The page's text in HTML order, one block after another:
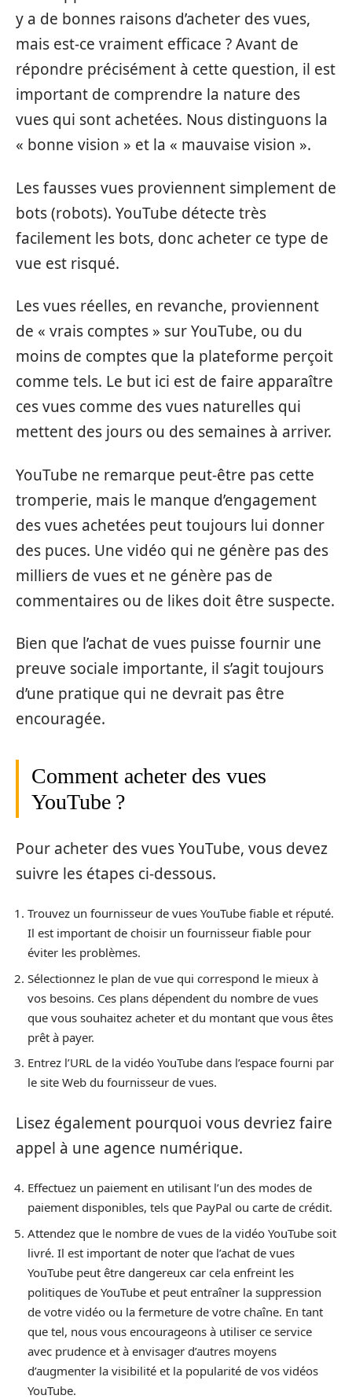
y a de bonnes raisons d’acheter des vues,
mais est-ce vraiment efficace ? Avant de
répondre précisément à cette question, il est
important de comprendre la nature des
vues qui sont achetées. Nous distinguons la
« bonne vision » et la « mauvaise vision ».
Les fausses vues proviennent simplement de
bots (robots). YouTube détecte très
facilement les bots, donc acheter ce type de
vue est risqué.
Les vues réelles, en revanche, proviennent
de « vrais comptes » sur YouTube, ou du
moins de comptes que la plateforme perçoit
comme tels. Le but ici est de faire apparaître
ces vues comme des vues naturelles qui
mettent des jours ou des semaines à arriver.
YouTube ne remarque peut-être pas cette
tromperie, mais le manque d’engagement
des vues achetées peut toujours lui donner
des puces. Une vidéo qui ne génère pas des
milliers de vues et ne génère pas de
commentaires ou de likes doit être suspecte.
Bien que l’achat de vues puisse fournir une
preuve sociale importante, il s’agit toujours
d’une pratique qui ne devrait pas être
encouragée.
Comment acheter des vues
YouTube ?
Pour acheter des vues YouTube, vous devez
suivre les étapes ci-dessous.
Trouvez un fournisseur de vues YouTube fiable et réputé.
Il est important de choisir un fournisseur fiable pour
éviter les problèmes.
Sélectionnez le plan de vue qui correspond le mieux à
vos besoins. Ces plans dépendent du nombre de vues
que vous souhaitez acheter et du montant que vous êtes
prêt à payer.
Entrez l’URL de la vidéo YouTube dans l’espace fourni par
le site Web du fournisseur de vues.
Lisez également pourquoi vous devriez faire
appel à une agence numérique.
Effectuez un paiement en utilisant l’un des modes de
paiement disponibles, tels que PayPal ou carte de crédit.
Attendez que le nombre de vues de la vidéo YouTube soit
livré. Il est important de noter que l’achat de vues
YouTube peut être dangereux car cela enfreint les
politiques de YouTube et peut entraîner la suppression
de votre vidéo ou la fermeture de votre chaîne. En tant
que tel, nous vous encourageons à utiliser ce service
avec prudence et à envisager d’autres moyens
d’augmenter la visibilité et la popularité de vos vidéos
YouTube.